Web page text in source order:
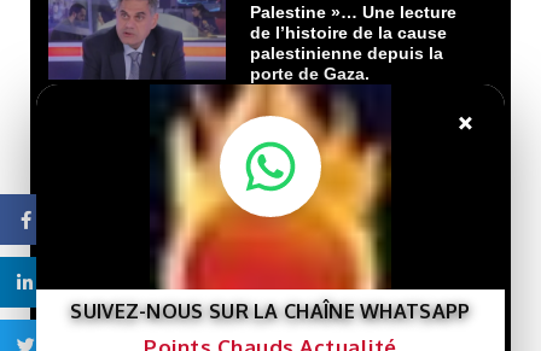
Palestine »… Une lecture
de l’histoire de la cause
palestinienne depuis la
porte de Gaza.
29/07/2026
LIBRE
Que veut le
Président Ghazwani?
21/07/2026
LIBRE
Macky Sall défie
Dakar : un retour qui rebat
les cartes face à Sonko
×
SUIVEZ-NOUS SUR LA CHAÎNE WHATSAPP